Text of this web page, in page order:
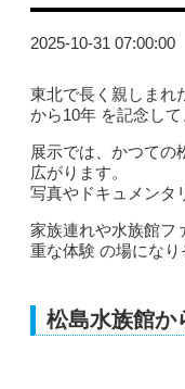
2025-10-31 07:00:00
東北で長く親しまれ
から10年 を記念して
展示では、かつての
広がります。
写真やドキュメンタ
家族連れや水族館フ
重な体験 の場になり
松島水族館か